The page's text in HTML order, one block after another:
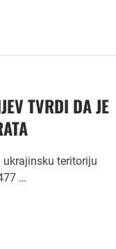
TVRDI DA JE
teritoriju
…